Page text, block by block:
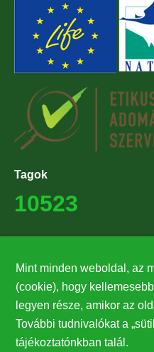
Tagok
10523
27224
Hírlevél feliratkozás
Értesüljön elsőként
Mint minden weboldal, az
(cookie), hogy
legyen része, amikor az
További tudnivalókat a
tájékoztatónkban talál.